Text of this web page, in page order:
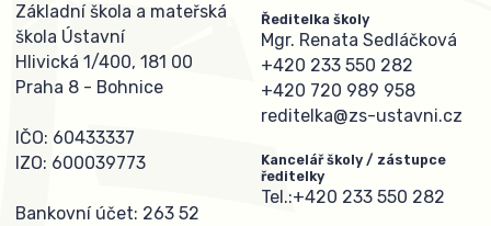
Základní škola a mateřská
škola Ústavní
Hlivická 1/400, 181 00
Praha 8 - Bohnice
IČO: 60433337
IZO: 600039773
Bankovní účet: 263 52
Ředitelka školy
Mgr. Renata Sedláčková
+420 233 550 282
+420 720 989 958
reditelka@zs-ustavni.cz
Kancelář školy / zástupce
ředitelky
Tel.:+420 233 550 282